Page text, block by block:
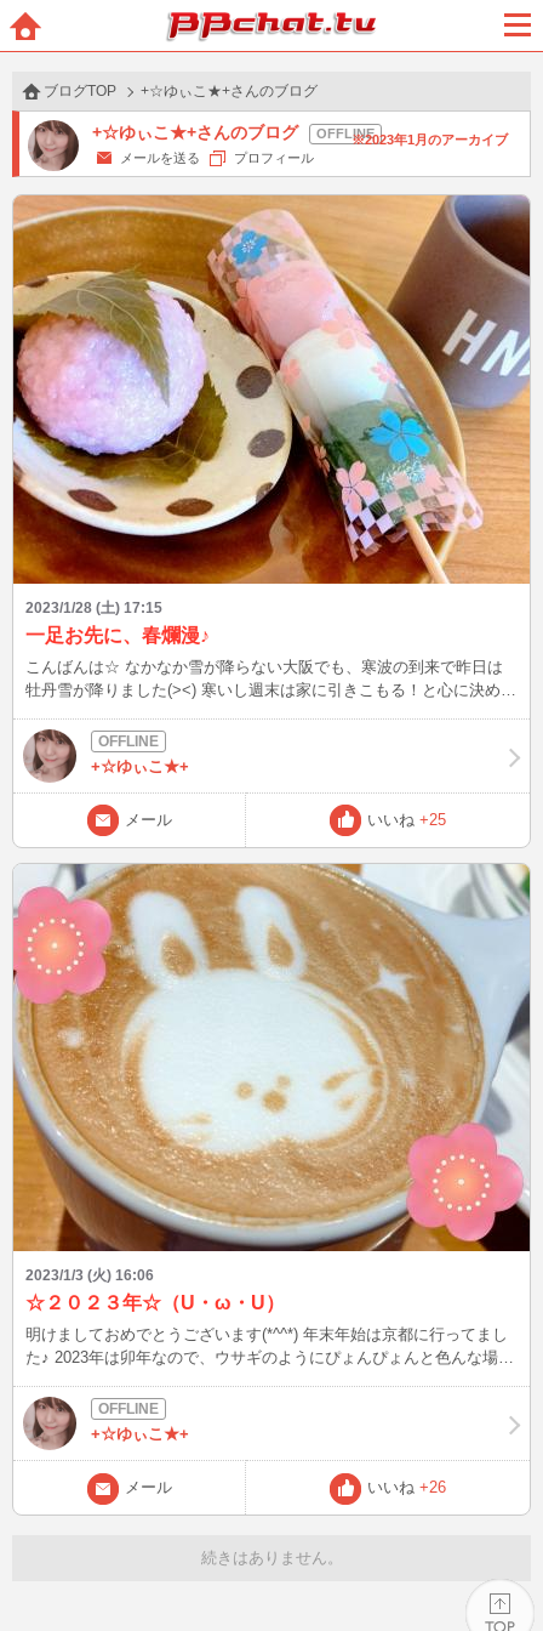
BBchatTV
ブログTOP +☆ゆぃこ★+さんのブログ
+☆ゆぃこ★+さんのブログ
2023年1月のアーカイブ
メールを送る
プロフィール
2023/1/28 (土) 17:15
一足お先に、春爛漫♪
こんばんは☆ なかなか雪が降らない大阪でも、寒波の到来で昨日は
牡丹雪が降りました(><) 寒いし週末は家に引きこもる！と心に決めて
足先に春気分～(*^^*)♪ そういえば、売られていたみたらし団子の形が
丸かったのですが、私はみたらし団子といえば小さな俵型を想像する
ので一瞬びっくりしました( °_° ) 丸いのが普通なのかな？？ 雪が降る
地域でお出掛けされる方は、くれぐれも気をつけて下さいね (・ω・*)
+☆ゆぃこ★+
メール いいね +25
2023/1/3 (火) 16:06
☆２０２３年☆（U・ω・U）
明けましておめでとうございます(*^^*) 年末年始は京都に行ってまし
た♪ 2023年は卯年なので、ウサギのようにぴょんぴょんと色んな場所
+☆ゆぃこ★+
メール いいね +26
続きはありません。